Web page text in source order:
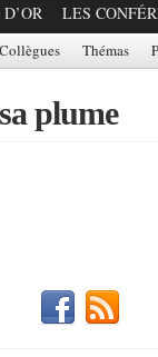
LES
Thémas
plume